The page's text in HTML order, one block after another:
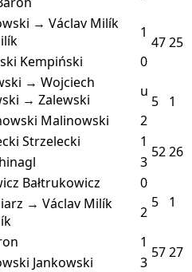
→ Václav Milík
1
4725
Kempiński 0
→ Wojciech
→ Zalewski u
5
1
Malinowski
2
Strzelecki 1
5226
3
Bałtrukowicz
0
5
1
→ Václav Milík
2
1
5727
Jankowski
3